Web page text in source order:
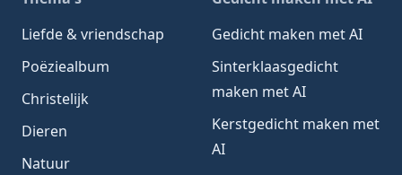
Liefde & vriendschap
Poëziealbum
Christelijk
Dieren
Natuur
Gedicht maken met AI
Sinterklaasgedicht
maken met AI
Kerstgedicht maken met
AI